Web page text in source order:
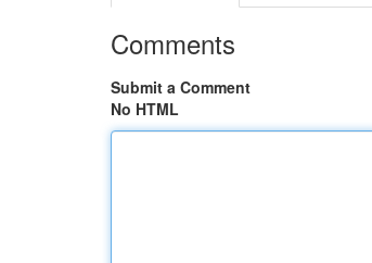
Comments
Submit a Comment
No HTML